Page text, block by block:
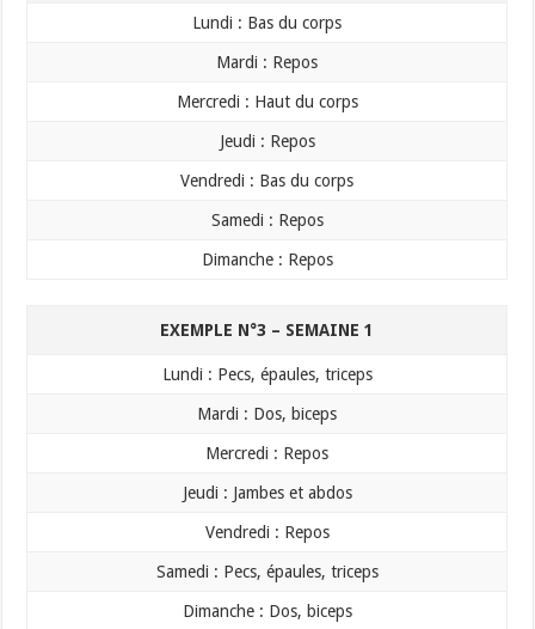
​Lundi : Bas du corps
​Mardi : Repos
​Mercredi : Haut du corps
​Jeudi : Repos
​Vendredi : Bas du corps
​Samedi : Repos
​Dimanche : Repos
EXEMPLE N°3 – SEMAINE 1
​Lundi : Pecs, épaules, triceps
​Mardi : Dos, biceps
​Mercredi : Repos
​Jeudi : Jambes et abdos
​Vendredi : Repos
​Samedi : Pecs, épaules, triceps
​Dimanche : Dos, biceps